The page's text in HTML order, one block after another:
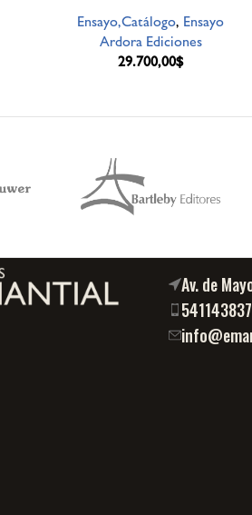
Ensayo,Catálogo, Ensayo
Ardora Ediciones
29.700,00$
Av. de